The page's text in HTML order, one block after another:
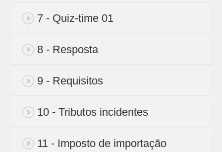
7 - Quiz-time 01
8 - Resposta
9 - Requisitos
10 - Tributos incidentes
11 - Imposto de importação